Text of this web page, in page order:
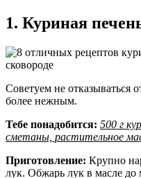
1. Куриная
Советуем не отказываться
более нежным.
Тебе понадобится: 500 г
сметаны, растительное
Приготовление: Крупно
лук. Обжарь лук в масле до